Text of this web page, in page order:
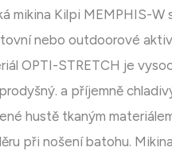
mikina Kilpi MEMPHIS-W
nebo outdoorové
OPTI-STRETCH je
a příjemně
hustě tkaným
při nošení batohu.